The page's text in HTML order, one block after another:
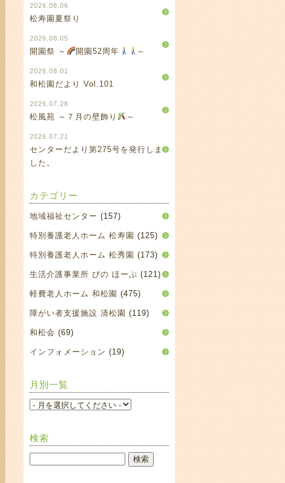
2026.08.06
松寿園夏祭り
2026.08.05
開園祭 ～ 開園52周年 ～
2026.08.01
和松園だより Vol.101
2026.07.28
松風苑 ～７月の壁飾り ～
2026.07.21
センターだより第275号を発行しま
した。
カテゴリー
地域福祉センター (157)
特別養護老人ホーム 松寿園 (125)
特別養護老人ホーム 松秀園 (173)
生活介護事業所 ぴの ほーぷ (121)
軽費老人ホーム 和松園 (475)
障がい者支援施設 清松園 (119)
和松会 (69)
インフォメーション (19)
月別一覧
検索